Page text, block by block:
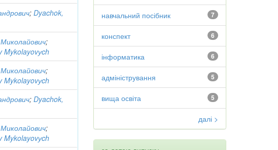
;Dyachok,
Миколайович;
Mykolayovуch
Миколайович;
Mykolayovуch
;Dyachok,
Миколайович;
Mykolayovуch
7
навчальний посібник
6
конспект
6
інформатика
5
адміністрування
5
вища освіта
далі >